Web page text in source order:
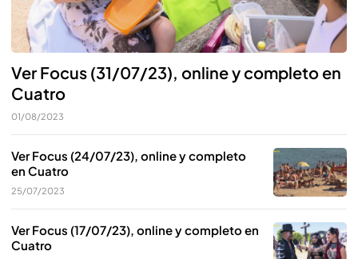
Ver Focus (31/07/23), online y completo en
Cuatro
01/08/2023
Ver Focus (24/07/23), online y completo
en Cuatro
25/07/2023
Ver Focus (17/07/23), online y completo en
Cuatro